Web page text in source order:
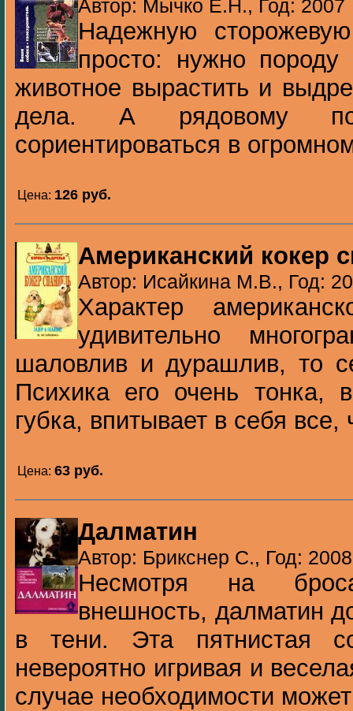
Автор: Мычко Е.Н., Год: 2007
Надежную
просто: нужно
животное вырастить и
дела. А рядовому
сориентироваться в
Цена: 126 pуб.
Американский кокер
Автор: Исайкина М.В., Год:
Характер
удивительно
шаловлив и дурашлив, то
Психика его очень тонка,
губка, впитывает в себя все,
Цена: 63 pуб.
Далматин
Автор: Брикснер С., Год: 2008
Несмотря на
внешность, далматин
в тени. Эта пятнистая
невероятно игривая и
случае необходимости